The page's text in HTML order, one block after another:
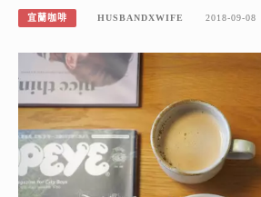
宜蘭咖啡 HUSBANDXWIFE 2018-09-08